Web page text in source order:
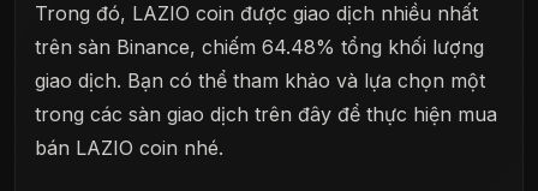
Trong đó, LAZIO coin được giao dịch nhiều nhất
trên sàn Binance, chiếm 64.48% tổng khối lượng
giao dịch. Bạn có thể tham khảo và lựa chọn một
trong các sàn giao dịch trên đây để thực hiện mua
bán LAZIO coin nhé.